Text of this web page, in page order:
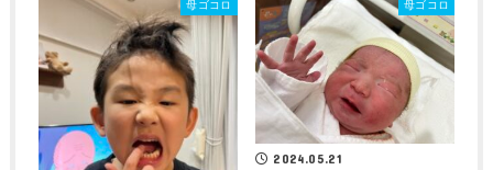
母ゴコロ 母ゴコロ
2024.05.21